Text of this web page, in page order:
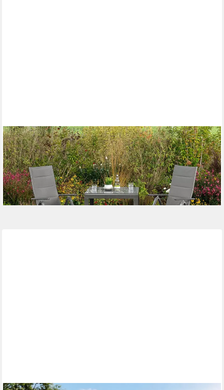
MERXX
Balkonset Taviano, (Set, 3-tlg), 2 Klappsessel, 5-fach verstellbar,
Balkon-Ausziehtisch
257,81 €
661,90 €
-61%
lieferbar - in 4-5 Werktagen bei dir